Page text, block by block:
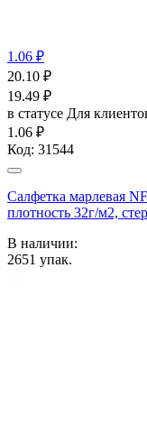
1.06 ₽
20.10 ₽
19.49 ₽
в статусе Для
1.06 ₽
Код: 31544
Салфетка марлевая
плотность 32г/м2,
В наличии:
2651 упак.